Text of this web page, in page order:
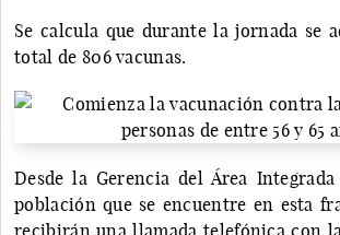
Se calcula que durante la jornada se
total de 806 vacunas.
Desde la Gerencia del Área
población que se encuentre en esta
recibirán una llamada telefónica con